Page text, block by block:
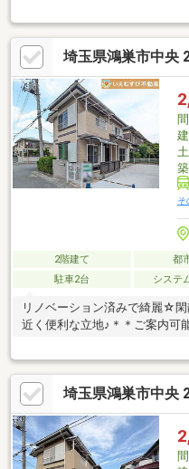
埼玉県鴻巣市中央
そ
2階建て 都
駐車2台
システ
リノベーション済みで綺麗☆
近く便利な立地♪＊＊ご案内可
埼玉県鴻巣市中央